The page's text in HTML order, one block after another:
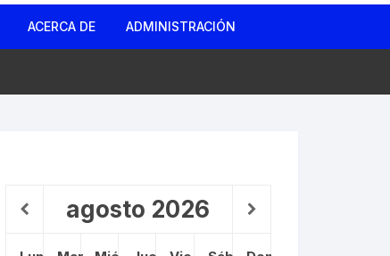
ACERCA DE ADMINISTRACIÓN
agosto 2026